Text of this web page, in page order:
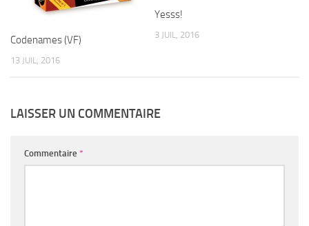
Codenames (VF)
13 JUIL, 2016
Yesss!
3 JUIL, 2016
LAISSER UN COMMENTAIRE
Commentaire *